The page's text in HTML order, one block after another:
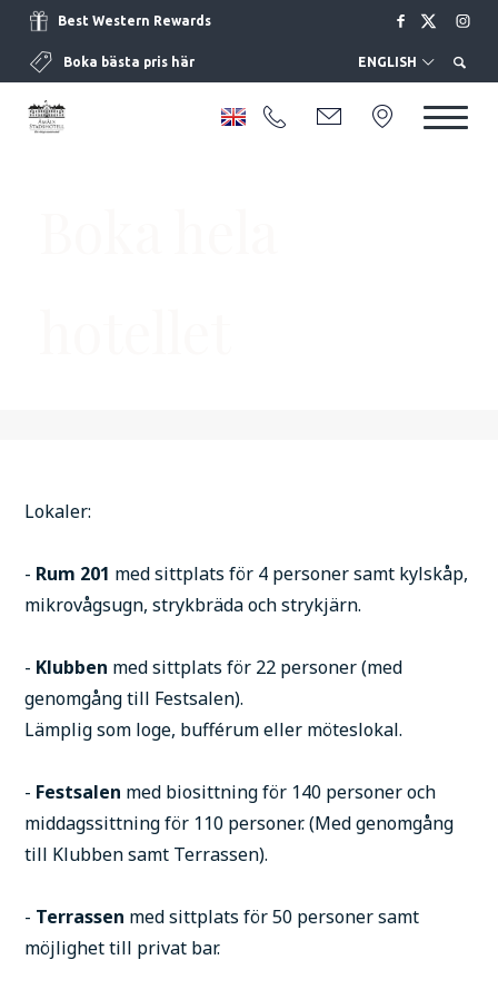
Best Western Rewards
Boka bästa pris här ENGLISH
Lokaler:
- Rum 201 med sittplats för 4 personer samt kylskåp,
mikrovågsugn, strykbräda och strykjärn.
- Klubben med sittplats för 22 personer (med
genomgång till Festsalen).
Lämplig som loge, bufférum eller möteslokal.
- Festsalen med biosittning för 140 personer och
middagssittning för 110 personer. (Med genomgång
till Klubben samt Terrassen).
- Terrassen med sittplats för 50 personer samt
möjlighet till privat bar.